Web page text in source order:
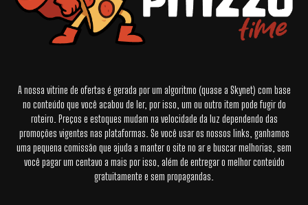
A nossa vitrine de ofertas é gerada por um algoritmo (quase a Skynet) com base
no conteúdo que você acabou de ler, por isso, um ou outro item pode fugir do
roteiro. Preços e estoques mudam na velocidade da luz dependendo das
promoções vigentes nas plataformas. Se você usar os nossos links, ganhamos
uma pequena comissão que ajuda a manter o site no ar e buscar melhorias, sem
você pagar um centavo a mais por isso, além de entregar o melhor conteúdo
gratuitamente e sem propagandas.